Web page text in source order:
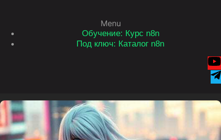
Menu
Обучение: Курс n8n
Под ключ: Каталог n8n